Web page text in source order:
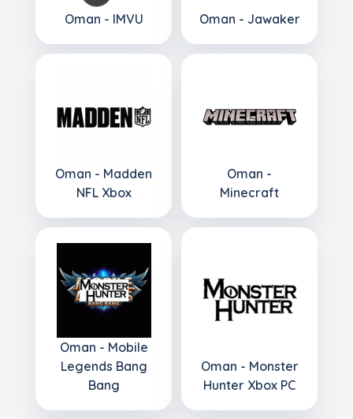
Oman - IMVU Oman - Jawaker
Oman - Madden
NFL Xbox
Oman -
Minecraft
Oman - Mobile
Legends Bang
Bang
Oman - Monster
Hunter Xbox PC